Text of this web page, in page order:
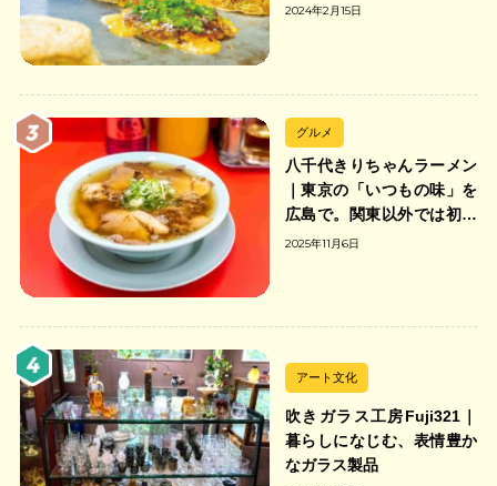
2024年2月15日
グルメ
八千代きりちゃんラーメン
｜東京の「いつもの味」を
広島で。関東以外では初の
「ちゃんのれん組合」加盟
2025年11月6日
アート文化
吹きガラス工房Fuji321｜
暮らしになじむ、表情豊か
なガラス製品